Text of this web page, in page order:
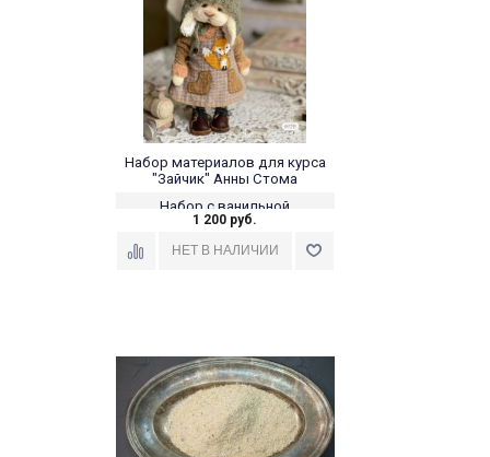
Набор материалов для курса
"Зайчик" Анны Стома
Набор с ванильной
вискозой 022
1 200 руб.